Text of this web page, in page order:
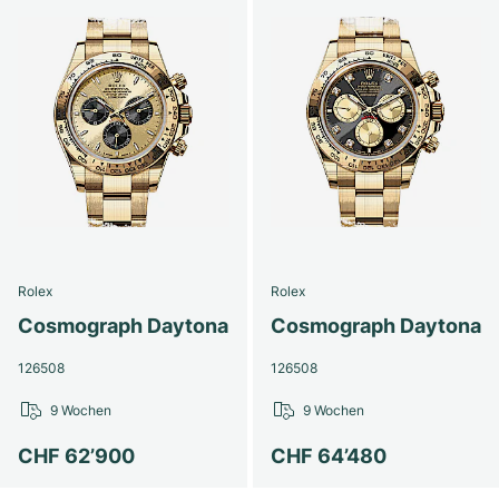
Rolex
Cosmograph Daytona
126508
CHF 62’900
9 Wochen
Rolex
Cosmograph Daytona
126508
CHF 64’480
9 Wochen